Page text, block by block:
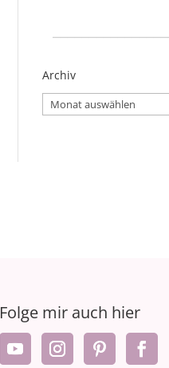
Archiv
Archiv
Folge mir auch hier